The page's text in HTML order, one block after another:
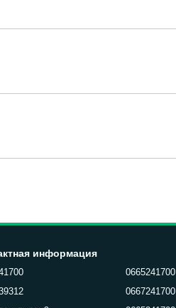
информация
0665241700
0667241700